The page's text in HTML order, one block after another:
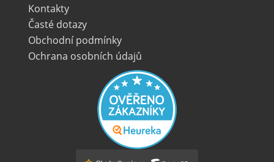
Kontakty
Časté dotazy
Obchodní podmínky
Ochrana osobních údajů